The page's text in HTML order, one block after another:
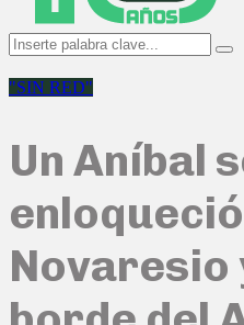
Search
for:
"SIN RED"
Un Aníbal
Novaresio